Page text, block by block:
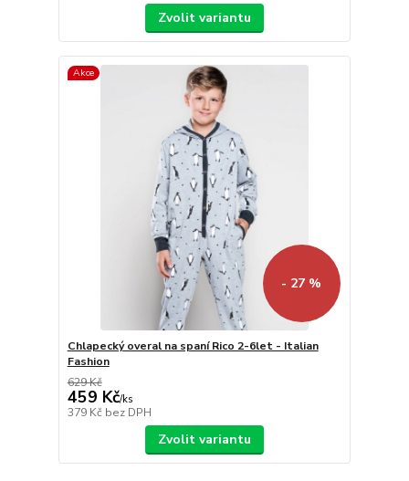
Zvolit variantu
Akce
- 27 %
Chlapecký overal na spaní Rico 2-6let - Italian
Fashion
629 Kč
459 Kč/ks
379 Kč bez DPH
Zvolit variantu